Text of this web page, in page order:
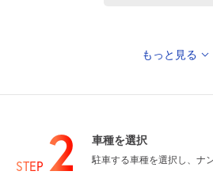
8月13日 (木) 休
もっと見る
STEP 2 車種を選択
駐車する車種を選択し、ナ